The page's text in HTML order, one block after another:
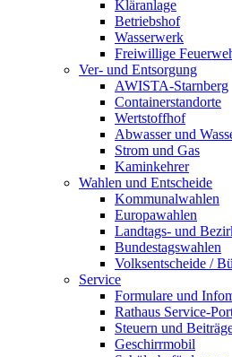
Kläranlage
Betriebshof
Wasserwerk
Freiwillige
Ver- und Entsorgung
AWISTA-Starnberg
Containerstandorte
Wertstoffhof
Abwasser und
Strom und Gas
Kaminkehrer
Wahlen und Entscheide
Kommunalwahlen
Europawahlen
Landtags- und
Bundestagswahlen
Volksentscheide /
Service
Formulare und
Rathaus Service-
Steuern und
Geschirrmobil